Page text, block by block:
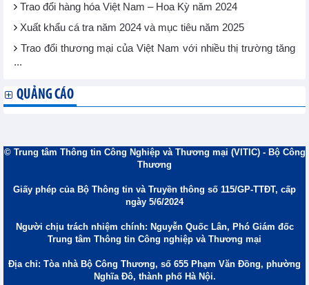
Trao đổi hàng hóa Việt Nam – Hoa Kỳ năm 2024
Xuất khẩu cá tra năm 2024 và mục tiêu năm 2025
Trao đổi thương mại của Việt Nam với nhiều thị trường tăng
...
QUẢNG CÁO
© Trung tâm Thông tin Công Nghiệp và Thương mại (VITIC) - Bộ Công
Thương
Giấy phép của Bộ Thông tin và Truyền thông số 115/GP-TTĐT, cấp
ngày 5/6/2024
Người chịu trách nhiệm chính: Nguyễn Quốc Lân, Phó Giám đốc
Trung tâm Thông tin Công nghiệp và Thương mại
Địa chỉ: Tòa nhà Bộ Công Thương, số 655 Phạm Văn Đồng, phường
Nghĩa Đô, thành phố Hà Nội.